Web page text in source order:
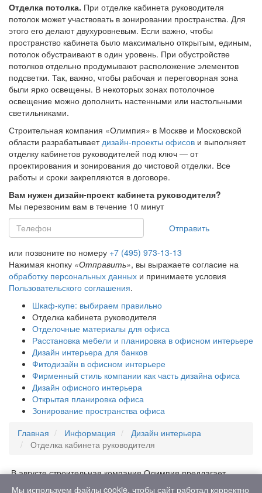
Отделка потолка. При отделке кабинета руководителя
потолок может участвовать в зонировании пространства. Для
этого его делают двухуровневым. Если важно, чтобы
пространство кабинета было максимально открытым, единым,
потолок обустраивают в один уровень. При обустройстве
потолков отдельно продумывают расположение элементов
подсветки. Так, важно, чтобы рабочая и переговорная зона
были ярко освещены. В некоторых зонах потолочное
освещение можно дополнить настенными или настольными
светильниками.
Строительная компания «Олимпия» в Москве и Московской
области разрабатывает дизайн-проекты офисов и выполняет
отделку кабинетов руководителей под ключ — от
проектирования и зонирования до чистовой отделки. Все
работы и сроки закрепляются в договоре.
Вам нужен дизайн-проект кабинета руководителя?
Мы перезвоним вам в течение 10 минут
Отправить
или позвоните по номеру +7 (495) 973-13-13
Нажимая кнопку «Отправить», вы выражаете согласие на
обработку персональных данных и принимаете условия
Пользовательского соглашения.
Шкаф-купе: выбираем правильно
Отделка кабинета руководителя
Отделочные материалы для офиса
Расстановка мебели и планировка в офисном интерьере
Дизайн интерьера для банков
Фитодизайн в офисном интерьере
Фирменный стиль компании как часть дизайна офиса
Дизайн офисного интерьера
Открытая планировка офиса
Зонирование пространства офиса
Главная
Информация
Дизайн интерьера
Отделка кабинета руководителя
В августе строительная компания Олимпия предлагает
специальные условия на ремонт офисных помещений.
Мы используем файлы cookie, чтобы сайт работал корректно